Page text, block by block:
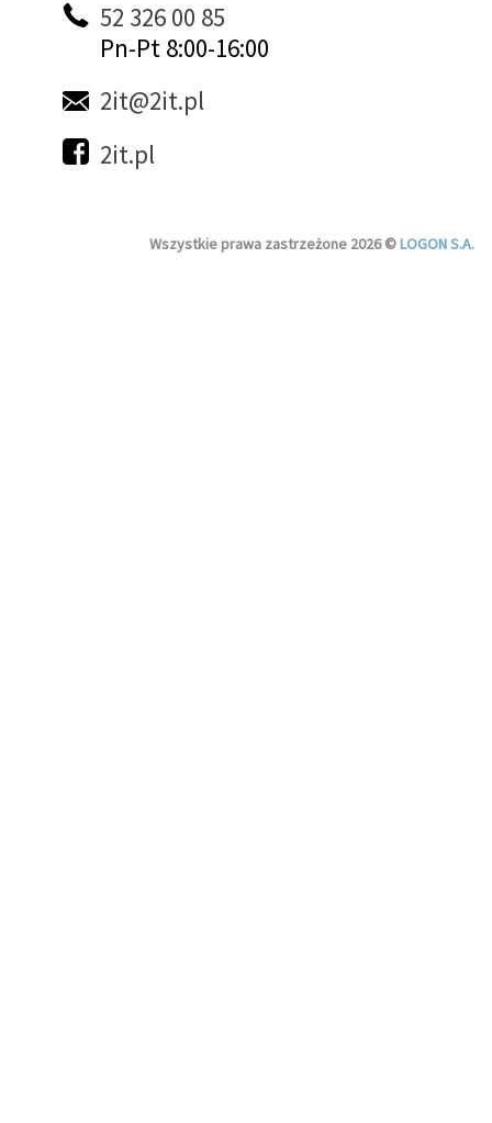
52 326 00 85
Pn-Pt 8:00-16:00
2it@2it.pl
2it.pl
Wszystkie prawa zastrzeżone 2026 ©LOGON S.A.